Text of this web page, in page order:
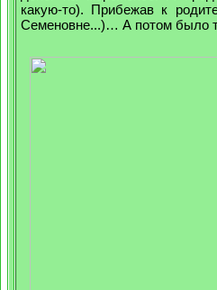
какую-то). Прибежав к
Семеновне...)… А потом было